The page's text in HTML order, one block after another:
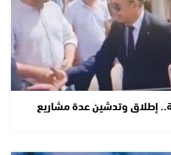
إطلاق وتدشين عدة مشاريع